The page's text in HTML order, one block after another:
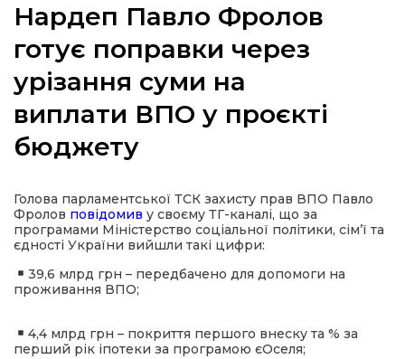
місія
Нардеп Павло Фролов
готує поправки через
урізання суми на
виплати ВПО у проєкті
бюджету
Голова парламентської ТСК захисту прав ВПО Павло
Фролов повідомив у своєму ТГ-каналі, що за
програмами Міністерство соціальної політики, сім’ї та
єдності України вийшли такі цифри:
39,6 млрд грн – передбачено для допомоги на
проживання ВПО;
4,4 млрд грн – покриття першого внеску та % за
перший рік іпотеки за програмою єОселя;